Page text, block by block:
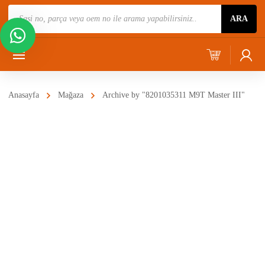
Ara
ARA
Anasayfa Mağaza Archive by "8201035311 M9T Master III"